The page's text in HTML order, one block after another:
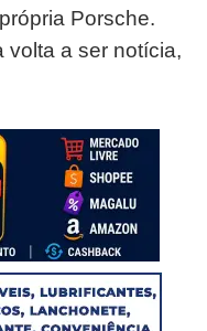
Porsche.
volta a ser notícia,